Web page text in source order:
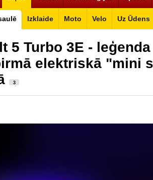
Izklaide Moto Velo Uz Ūdens
5 Turbo 3E -
elektriskā "mini
3